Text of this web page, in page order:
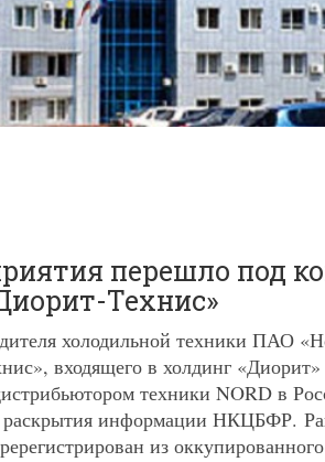
перешло под
Технис»
холодильной техники ПАО
входящего в холдинг
техники NORD в
раскрытия информации НКЦБФР.
из